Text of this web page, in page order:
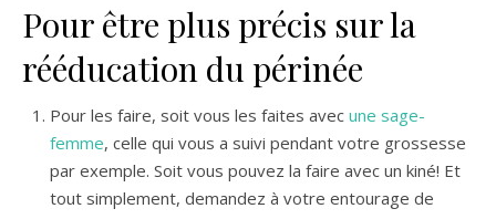
Pour être plus précis sur la
rééducation du périnée
Pour les faire, soit vous les faites avec une sage-
femme, celle qui vous a suivi pendant votre grossesse
par exemple. Soit vous pouvez la faire avec un kiné! Et
tout simplement, demandez à votre entourage de